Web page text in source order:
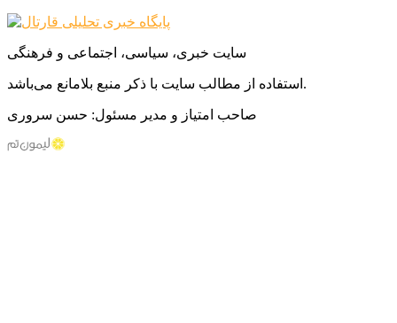
سایت خبری، سیاسی، اجتماعی و فرهنگی
استفاده از مطالب سایت با ذکر منبع بلامانع می‌باشد.
صاحب امتیاز و مدیر مسئول: حسن سروری